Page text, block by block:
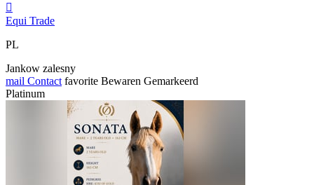

Equi Trade
PL
Jankow zalesny
mail Contact favorite Bewaren Gemarkeerd
Platinum